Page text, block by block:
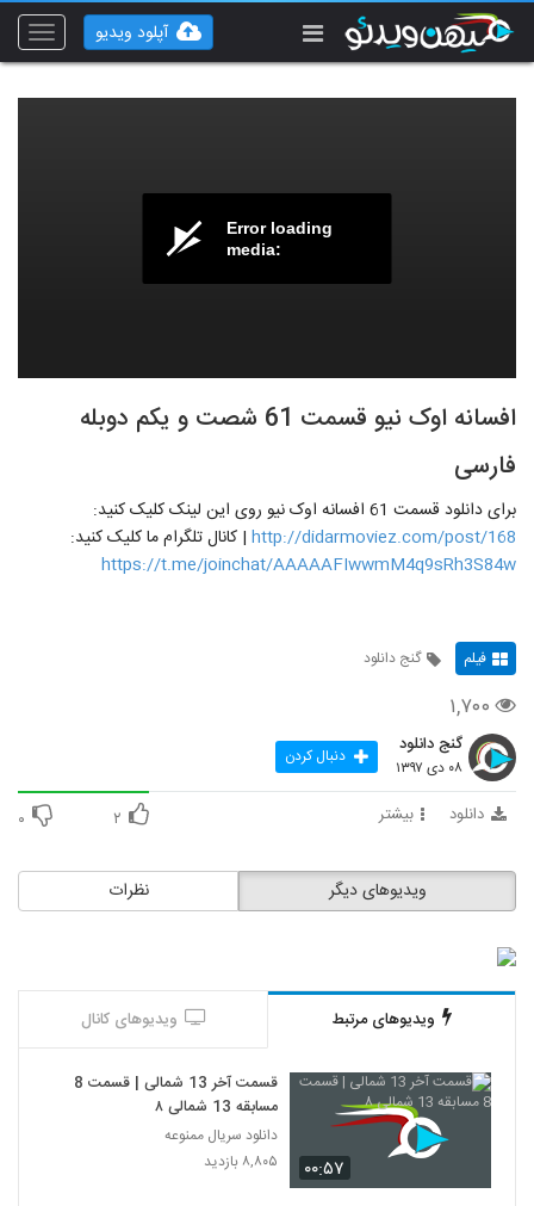
Toggle
آپلود ویدیو
Error loading
media:
افسانه اوک نیو قسمت 61 شصت و یکم دوبله
فارسی
برای دانلود قسمت 61 افسانه اوک نیو روی این لینک کلیک کنید:
http://didarmoviez.com/post/168 | کانال تلگرام ما کلیک کنید:
https://t.me/joinchat/AAAAAFIwwmM4q9sRh3S84w
فیلم گنج دانلود
۱,۷۰۰
گنج دانلود
۰۸ دی ۱۳۹۷ دنبال کردن
دانلود بیشتر ۲ ۰
نظرات ویدیوهای دیگر
ویدیوهای مرتبط ویدیوهای کانال
۰۰:۵۷
قسمت آخر 13 شمالی | قسمت 8
مسابقه 13 شمالی ۸
دانلود سریال ممنوعه
۸,۸۰۵ بازدید